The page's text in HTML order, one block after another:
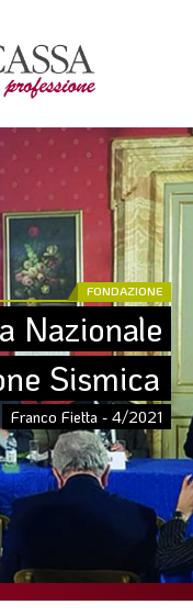
FONDAZIONE
Nazionale
Sismica
Franco Fietta - 4/2021